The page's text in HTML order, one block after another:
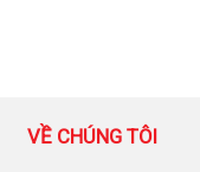
VỀ CHÚNG TÔI